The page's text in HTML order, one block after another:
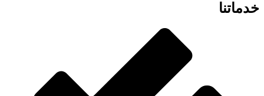
خدماتنا